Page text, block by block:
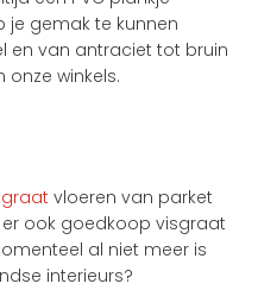
je gemak te kunnen
en van antraciet tot bruin
onze winkels.
vloeren van parket
ook goedkoop visgraat
al niet meer is
interieurs?